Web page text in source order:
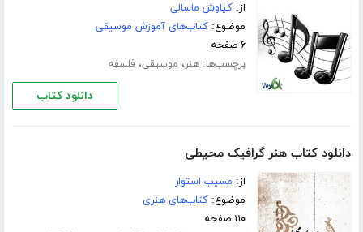
از:کیاوش ماسالی
موضوع:کتاب‌های آموزش موسیقی
۶ صفحه
برچسب‌ها:هنر، موسیقی، فلسفه
دانلود کتاب
دانلود کتاب هنر گرافیک محیطی
از: مسیب استوار
موضوع:کتاب‌های هنری
۱۱۰ صفحه